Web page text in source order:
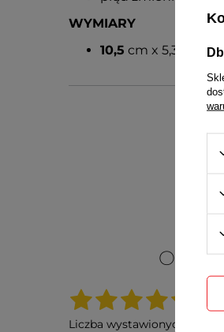
WYMIARY
10,5 cm x 5,3 cm x
Liczba wystawionych opinii: 1